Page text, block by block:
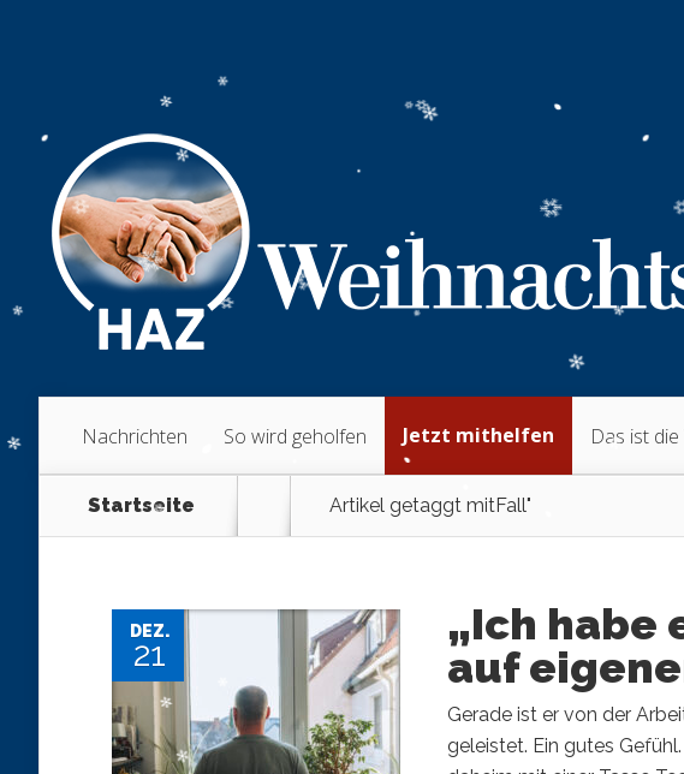
Nachrichten So wird geholfen Jetzt mithelfen Das ist
Startseite Artikel getaggt mitFall"
DEZ.
21
„Ich habe
auf
Gerade ist er von der
geleistet. Ein gutes